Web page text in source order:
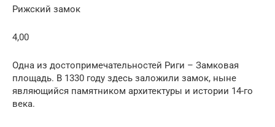
Рижский замок
4,00
Одна из достопримечательностей Риги – Замковая
площадь. В 1330 году здесь заложили замок, ныне
являющийся памятником архитектуры и истории 14-го
века.